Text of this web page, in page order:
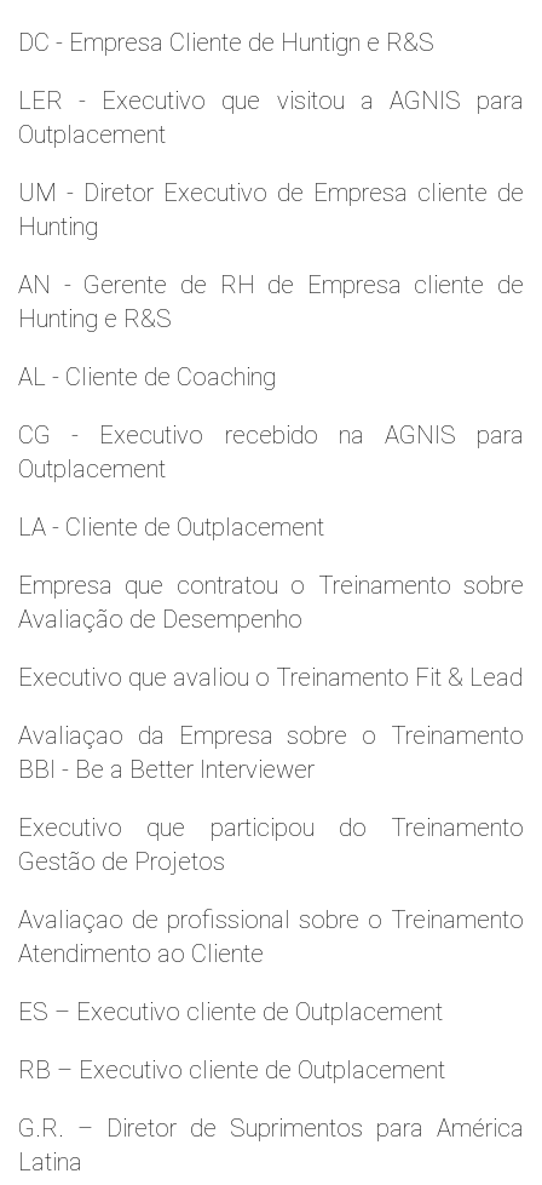
DC - Empresa Cliente de Huntign e R&S
LER - Executivo que visitou a AGNIS para
Outplacement
UM - Diretor Executivo de Empresa cliente de
Hunting
AN - Gerente de RH de Empresa cliente de
Hunting e R&S
AL - Cliente de Coaching
CG - Executivo recebido na AGNIS para
Outplacement
LA - Cliente de Outplacement
Empresa que contratou o Treinamento sobre
Avaliação de Desempenho
Executivo que avaliou o Treinamento Fit & Lead
Avaliaçao da Empresa sobre o Treinamento
BBI - Be a Better Interviewer
Executivo que participou do Treinamento
Gestão de Projetos
Avaliaçao de profissional sobre o Treinamento
Atendimento ao Cliente
ES – Executivo cliente de Outplacement
RB – Executivo cliente de Outplacement
G.R. – Diretor de Suprimentos para América
Latina